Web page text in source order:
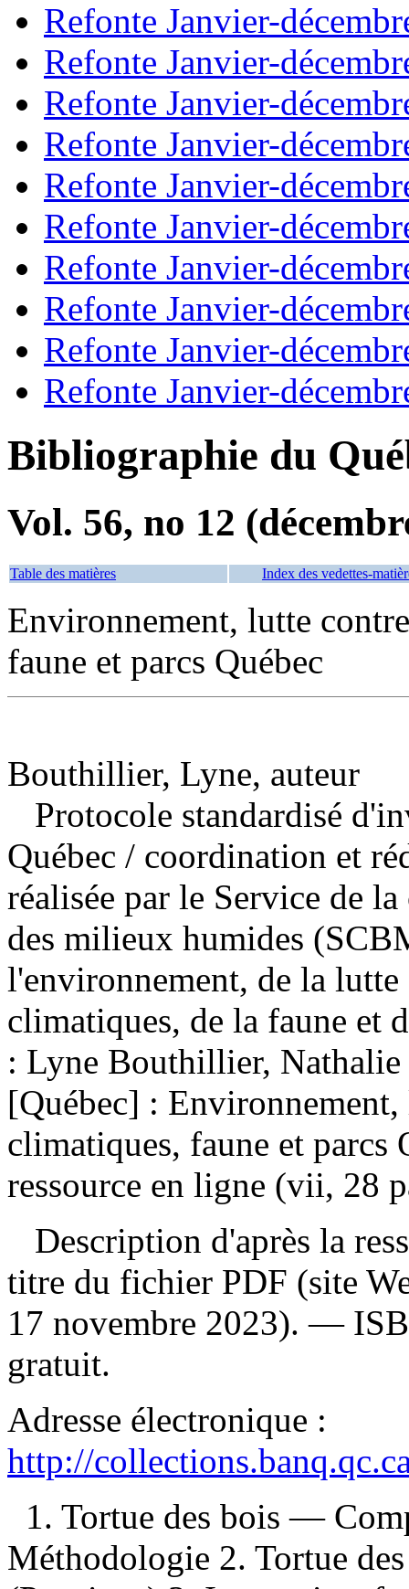
Refonte Janvier-
Refonte Janvier-
Refonte Janvier-
Refonte Janvier-
Refonte Janvier-
Refonte Janvier-
Refonte Janvier-
Refonte Janvier-
Refonte Janvier-
Refonte Janvier-
Bibliographie du
Vol. 56, no 12
Table des matières Index des vedettes-
Environnement, lutte
faune et parcs Québec
Bouthillier, Lyne, auteur
Protocole standardisé
Québec / coordination et
réalisée par le Service de
des milieux humides
l'environnement, de la lutte
climatiques, de la faune et
: Lyne Bouthillier,
[Québec] :
climatiques, faune et
ressource en ligne (vii, 28
Description d'après la
titre du fichier PDF (site
17 novembre 2023). —
gratuit.
Adresse électronique :
http://
1. Tortue des bois —
Méthodologie 2. Tortue